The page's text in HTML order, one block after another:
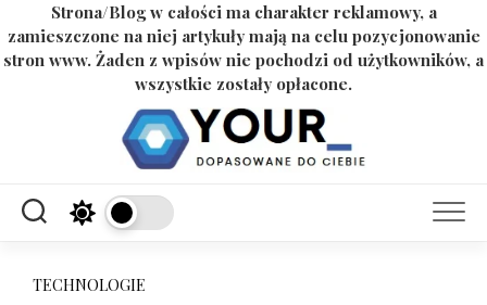
Strona/Blog w całości ma charakter reklamowy, a
zamieszczone na niej artykuły mają na celu pozycjonowanie
stron www. Żaden z wpisów nie pochodzi od użytkowników, a
wszystkie zostały opłacone.
TECHNOLOGIE